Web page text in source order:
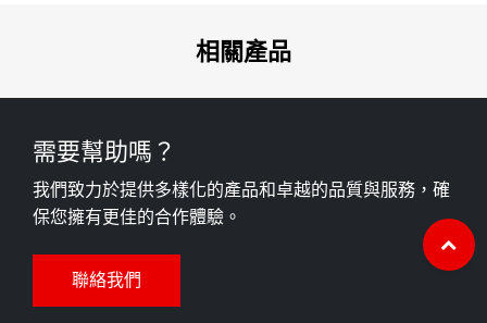
相關產品
需要幫助嗎？
我們致力於提供多樣化的產品和卓越的品質與服務，確
保您擁有更佳的合作體驗。
聯絡我們